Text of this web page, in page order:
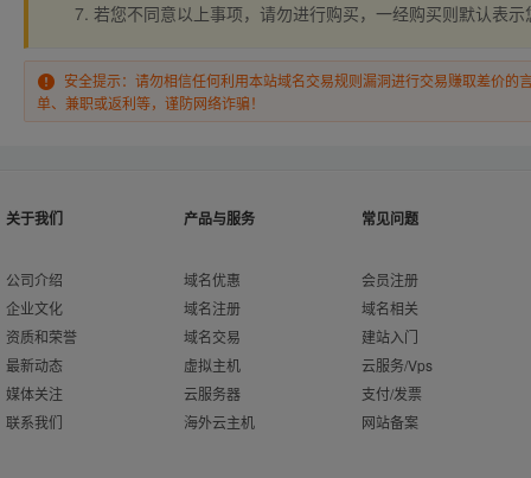
若您不同意以上事项，请勿进行购买，一经购买则默认表
安全提示：请勿相信任何利用本站域名交易规则漏洞进行交易赚取差价的
单、兼职或返利等，谨防网络诈骗！
关于我们
公司介绍
企业文化
资质和荣誉
最新动态
媒体关注
联系我们
产品与服务
域名优惠
域名注册
域名交易
虚拟主机
云服务器
海外云主机
常见问题
会员注册
域名相关
建站入门
云服务/Vps
支付/发票
网站备案